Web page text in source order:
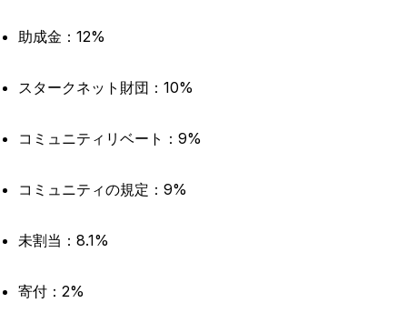
助成金：12%
スタークネット財団：10%
コミュニティリベート：9%
コミュニティの規定：9%
未割当：8.1%
寄付：2%